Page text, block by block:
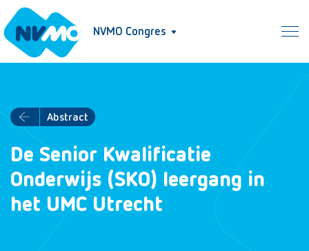
NVMO Congres
Abstract
De Senior Kwalificatie
Onderwijs (SKO) leergang in
het UMC Utrecht